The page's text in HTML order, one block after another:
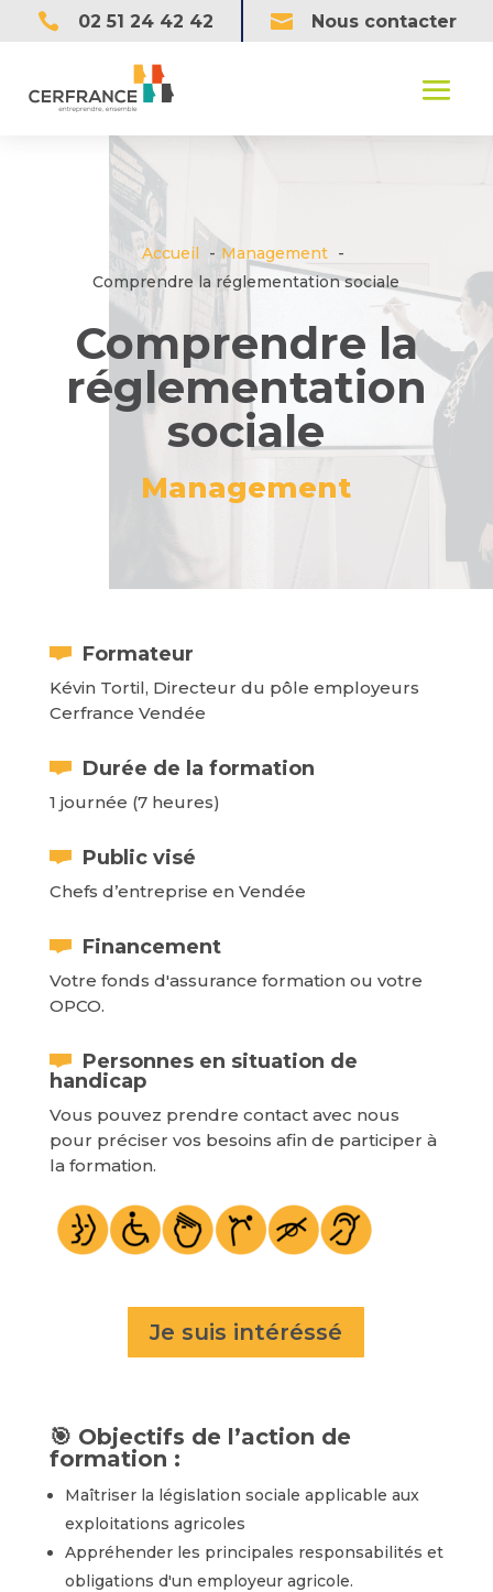
 02 51 24 42 42  Nous contacter
Accueil
Management
Comprendre la réglementation sociale
Comprendre la
réglementation
sociale
Management
Formateur
Kévin Tortil, Directeur du pôle employeurs
Cerfrance Vendée
Durée de la formation
1 journée (7 heures)
Public visé
Chefs d’entreprise en Vendée
Financement
Votre fonds d'assurance formation ou votre
OPCO.
Personnes en situation de
handicap
Vous pouvez prendre contact avec nous
pour préciser vos besoins afin de participer à
la formation.
Je suis intéréssé
🎯 Objectifs de l’action de
formation :
Maîtriser la législation sociale applicable aux
exploitations agricoles
Appréhender les principales responsabilités et
obligations d'un employeur agricole.